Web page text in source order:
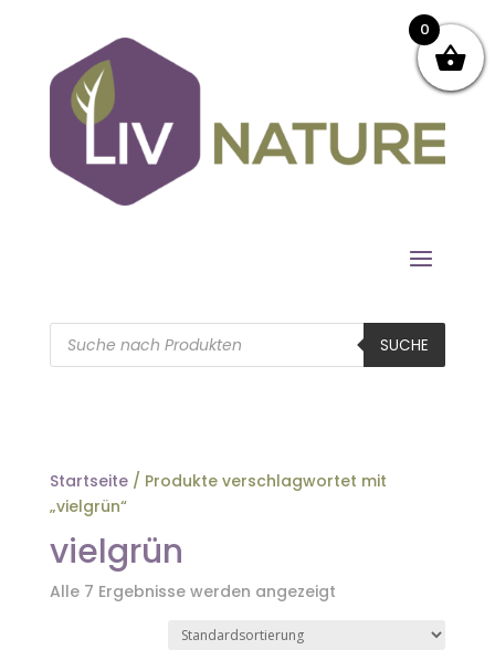
Products
search SUCHE
Startseite/ Produkte verschlagwortet mit
„vielgrün“
vielgrün
Alle 7 Ergebnisse werden angezeigt
0